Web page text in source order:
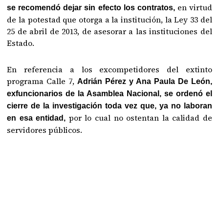
se recomendó dejar sin efecto los contratos,en virtud
de la potestad que otorga a la institución, la Ley 33 del
25 de abril de 2013, de asesorar a las instituciones del
Estado.
En referencia a los excompetidores del extinto
programa Calle 7,Adrián Pérez y Ana Paula De León,
exfuncionarios de la Asamblea Nacional, se ordenó el
cierre de la investigación toda vez que, ya no laboran
en esa entidad, por lo cual no ostentan la calidad de
servidores públicos.